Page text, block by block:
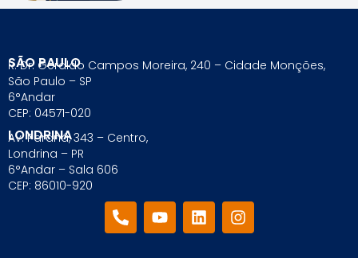
SÃO PAULO
R. Dr. Geraldo Campos Moreira, 240 – Cidade Monções,
São Paulo – SP
6°Andar
CEP: 04571-020
LONDRINA
Av. Paraná, 343 – Centro,
Londrina – PR
6°Andar – Sala 606
CEP: 86010-920